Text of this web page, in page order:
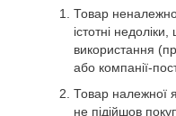
Товар
істотні
використання
або компанії-
Товар належної
не підійшов